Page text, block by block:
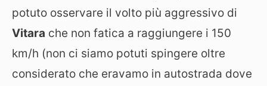
potuto osservare il volto più aggressivo di
Vitara che non fatica a raggiungere i 150
km/h (non ci siamo potuti spingere oltre
considerato che eravamo in autostrada dove